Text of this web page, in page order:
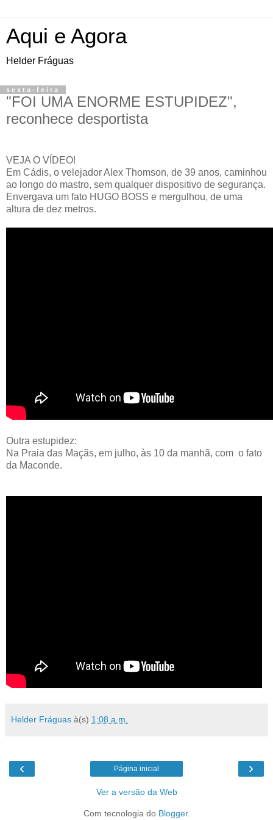
Aqui e Agora
Helder Fráguas
sexta-feira
"FOI UMA ENORME ESTUPIDEZ",
reconhece desportista
VEJA O VÍDEO!
Em Cádis, o velejador Alex Thomson, de 39 anos, caminhou
ao longo do mastro, sem qualquer dispositivo de segurança.
Envergava um fato HUGO BOSS e mergulhou, de uma
altura de dez metros.
Outra estupidez:
Na Praia das Maçãs, em julho, às 10 da manhã, com o fato
da Maconde.
Helder Fráguas à(s) 1:08 a.m.
‹ ›
Página inicial
Ver a versão da Web
Com tecnologia do Blogger.